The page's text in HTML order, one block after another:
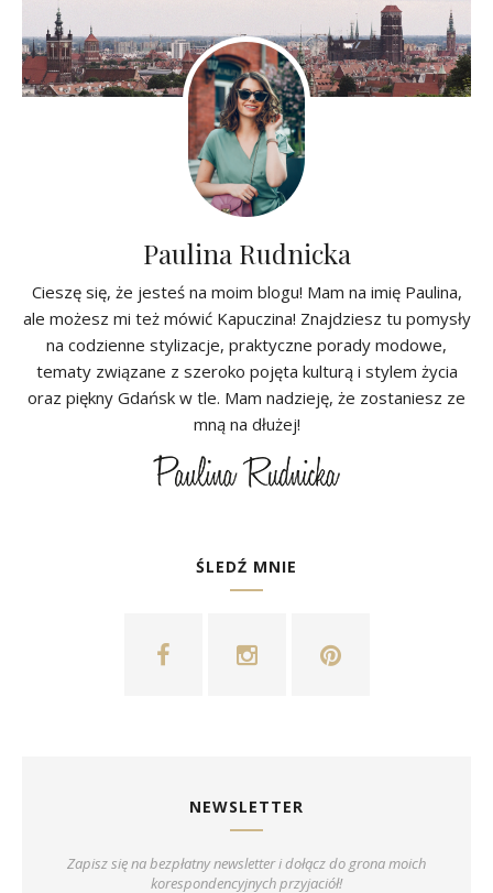
Paulina Rudnicka
Cieszę się, że jesteś na moim blogu! Mam na imię Paulina,
ale możesz mi też mówić Kapuczina! Znajdziesz tu pomysły
na codzienne stylizacje, praktyczne porady modowe,
tematy związane z szeroko pojęta kulturą i stylem życia
oraz piękny Gdańsk w tle. Mam nadzieję, że zostaniesz ze
mną na dłużej!
ŚLEDŹ MNIE
NEWSLETTER
Zapisz się na bezpłatny newsletter i dołącz do grona moich
korespondencyjnych przyjaciół!